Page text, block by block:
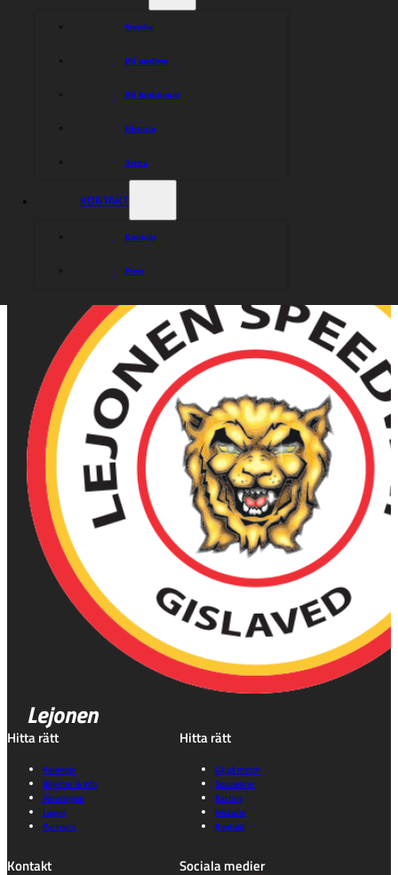
Styrelse
Bli medlem
Bli funktionär
Historia
Arena
KONTAKT
Kontakt
Press
Lejonen
Hitta rätt
Kalender
Biljetter & info
Föreningen
Lagen
Partners
Hitta rätt
Gå på match
Souvenirer
Karting
Historia
Kontakt
Kontakt Sociala medier